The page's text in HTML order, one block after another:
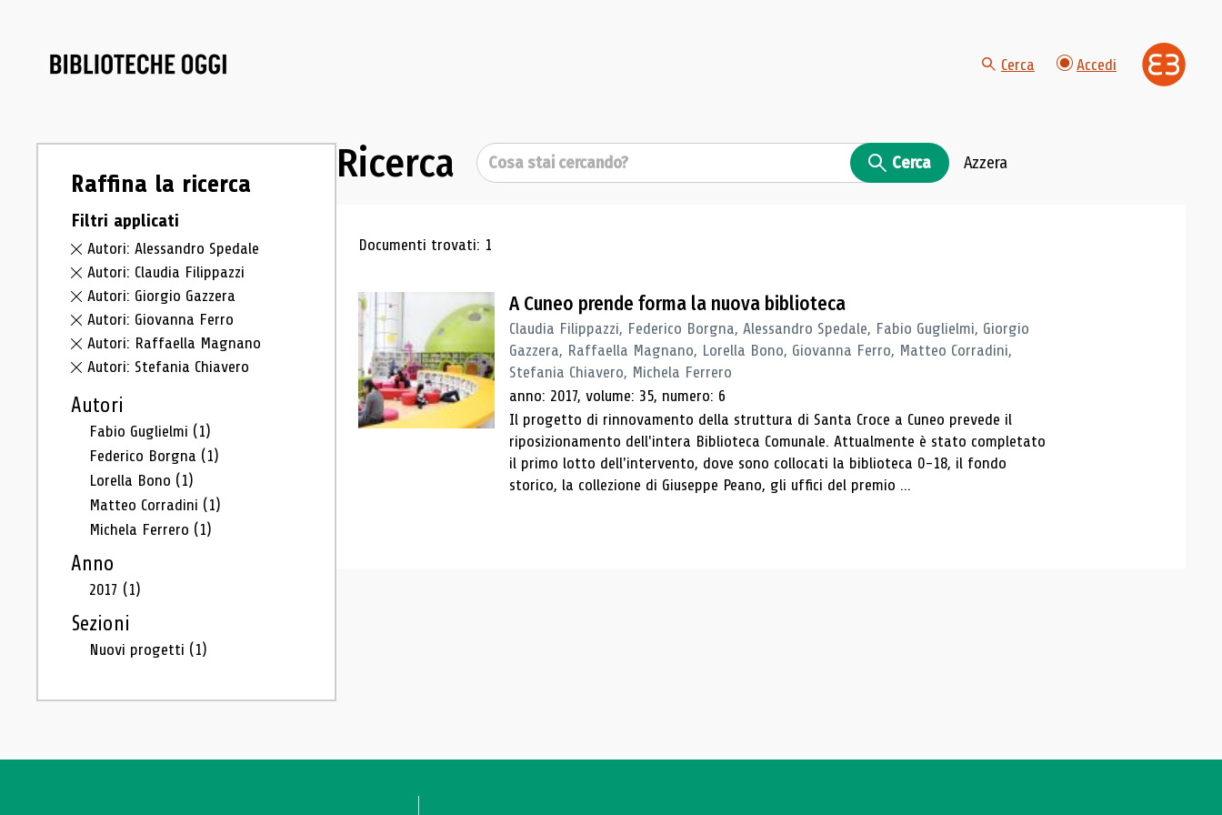
Cerca Accedi
Raffina la ricerca
Filtri applicati
Autori: Alessandro Spedale
Autori: Claudia Filippazzi
Autori: Giorgio Gazzera
Autori: Giovanna Ferro
Autori: Raffaella Magnano
Autori: Stefania Chiavero
Autori
Fabio Guglielmi (1)
Federico Borgna (1)
Lorella Bono (1)
Matteo Corradini (1)
Michela Ferrero (1)
Anno
2017 (1)
Sezioni
Nuovi progetti (1)
Ricerca Cerca Cerca Azzera
Risultati di ricerca
Documenti trovati: 1
A Cuneo prende forma la nuova biblioteca
Claudia Filippazzi, Federico Borgna, Alessandro Spedale, Fabio Guglielmi, Giorgio
Gazzera, Raffaella Magnano, Lorella Bono, Giovanna Ferro, Matteo Corradini,
Stefania Chiavero, Michela Ferrero
anno: 2017, volume: 35, numero: 6
Il progetto di rinnovamento della struttura di Santa Croce a Cuneo prevede il
riposizionamento dell'intera Biblioteca Comunale. Attualmente è stato completato
il primo lotto dell'intervento, dove sono collocati la biblioteca 0-18, il fondo
storico, la collezione di Giuseppe Peano, gli uffici del premio ...